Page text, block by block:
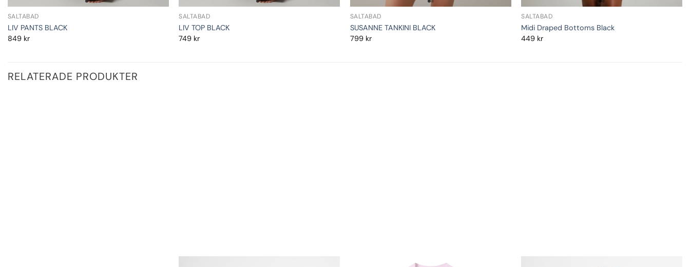
SALTABAD
LIV PANTS BLACK
849 kr
SALTABAD
LIV TOP BLACK
749 kr
SALTABAD
SUSANNE TANKINI BLACK
799 kr
SALTABAD
Midi Draped Bottoms Black
449 kr
RELATERADE PRODUKTER